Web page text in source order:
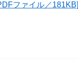
ファイル／181KB]